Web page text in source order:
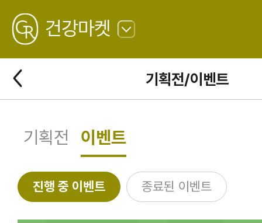
GREATING
건강마켓
로
기획전/이벤트
뒤
로
가
기획전 이벤트
진행 중 이벤트 종료된 이벤트